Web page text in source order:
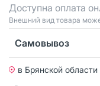
Доступна оплата
Bнешний вид товара
Самовывоз
в Брянской области